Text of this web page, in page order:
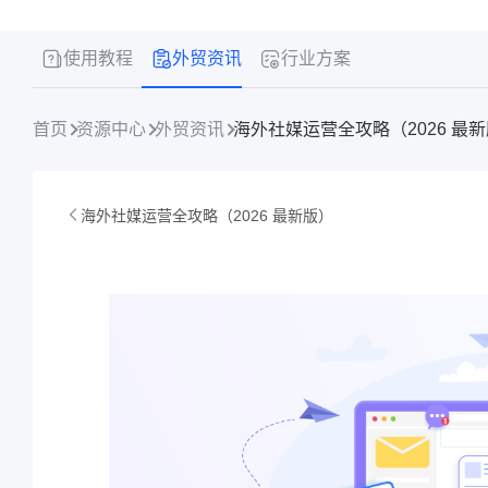
使用教程 外贸资讯 行业方案
首页 资源中心 外贸资讯 海外社媒运营全攻略（2026 最
海外社媒运营全攻略（2026 最新版）